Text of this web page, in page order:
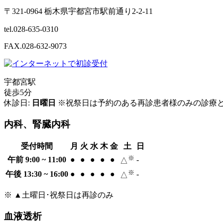
〒321-0964 栃木県宇都宮市駅前通り2-2-11
tel.028-635-0310
FAX.028-632-9073
宇都宮駅
徒歩5分
休診日: 日曜日 ※祝祭日は予約のある再診患者様のみの診療
内科、腎臓内科
受付時間 月 火 水 木 金 土
日
午前 9:00 ~ 11:00 ● ● ● ● ● △ ※ -
午後 13:30 ~ 16:00 ● ● ● ● ● △ ※ -
※ ▲土曜日･祝祭日は再診のみ
血液透析